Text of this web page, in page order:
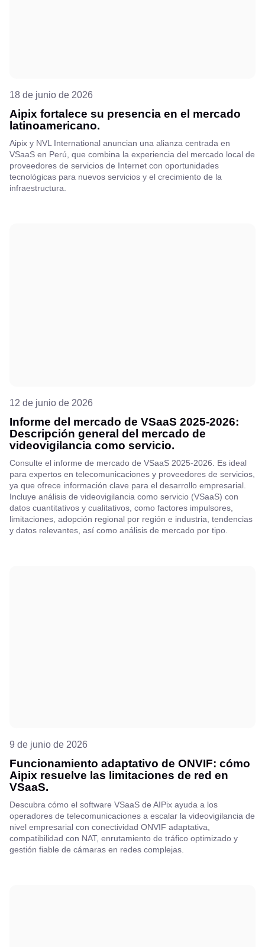
18 de junio de 2026
Aipix fortalece su presencia en el mercado
latinoamericano.
Aipix y NVL International anuncian una alianza centrada en
VSaaS en Perú, que combina la experiencia del mercado local de
proveedores de servicios de Internet con oportunidades
tecnológicas para nuevos servicios y el crecimiento de la
infraestructura.
12 de junio de 2026
Informe del mercado de VSaaS 2025-2026:
Descripción general del mercado de
videovigilancia como servicio.
Consulte el informe de mercado de VSaaS 2025-2026. Es ideal
para expertos en telecomunicaciones y proveedores de servicios,
ya que ofrece información clave para el desarrollo empresarial.
Incluye análisis de videovigilancia como servicio (VSaaS) con
datos cuantitativos y cualitativos, como factores impulsores,
limitaciones, adopción regional por región e industria, tendencias
y datos relevantes, así como análisis de mercado por tipo.
9 de junio de 2026
Funcionamiento adaptativo de ONVIF: cómo
Aipix resuelve las limitaciones de red en
VSaaS.
Descubra cómo el software VSaaS de AIPix ayuda a los
operadores de telecomunicaciones a escalar la videovigilancia de
nivel empresarial con conectividad ONVIF adaptativa,
compatibilidad con NAT, enrutamiento de tráfico optimizado y
gestión fiable de cámaras en redes complejas.